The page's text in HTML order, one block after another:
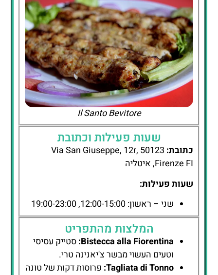
Il Santo Bevitore
שעות פעילות וכתובת
כתובת: Via San Giuseppe, 12r, 50123
Firenze FI, איטליה
שעות פעילות:
שני – ראשון: 12:00-15:00, 19:00-23:00
המלצות מהתפריט
Bistecca alla Fiorentina: סטייק עסיסי
וטעים העשוי מבשר צ'יאנינה טרי.
Tagliata di Tonno: פרוסות דקות של טונה